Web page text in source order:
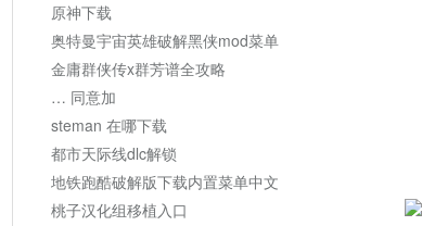
原神下载
奥特曼宇宙英雄破解黑侠mod菜单
金庸群侠传x群芳谱全攻略
… 同意加
steman 在哪下载
都市天际线dlc解锁
地铁跑酷破解版下载内置菜单中文
桃子汉化组移植入口